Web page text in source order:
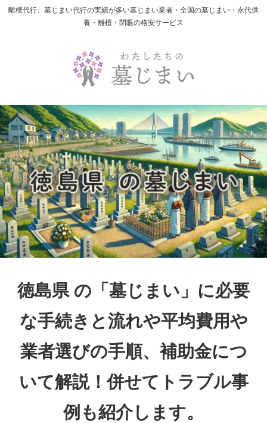
離檀代行、墓じまい代行の実績が多い墓じまい業者・全国の墓じまい・永代供
養・離檀・閉眼の格安サービス
徳島県 の「墓じまい」に必要
な手続きと流れや平均費用や
業者選びの手順、補助金につ
いて解説！併せてトラブル事
例も紹介します。